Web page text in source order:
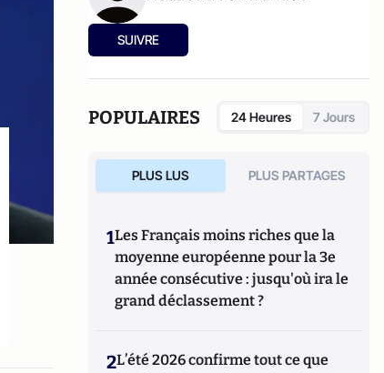
SUIVRE
POPULAIRES 24 Heures 7 Jours
PLUS LUS PLUS PARTAGES
1Les Français moins riches que la
moyenne européenne pour la 3e
année consécutive : jusqu'où ira le
grand déclassement ?
2L’été 2026 confirme tout ce que